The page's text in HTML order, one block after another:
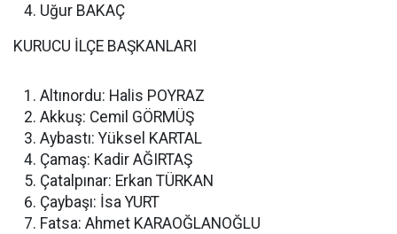
Uğur BAKAÇ
KURUCU İLÇE BAŞKANLARI
Altınordu: Halis POYRAZ
Akkuş: Cemil GÖRMÜŞ
Aybastı: Yüksel KARTAL
Çamaş: Kadir AĞIRTAŞ
Çatalpınar: Erkan TÜRKAN
Çaybaşı: İsa YURT
Fatsa: Ahmet KARAOĞLANOĞLU